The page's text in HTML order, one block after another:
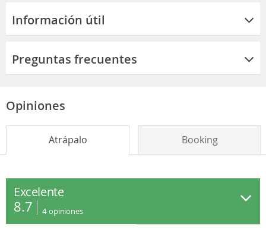
Información útil
Preguntas frecuentes
Opiniones
Atrápalo Booking
Excelente
8.7 4 opiniones